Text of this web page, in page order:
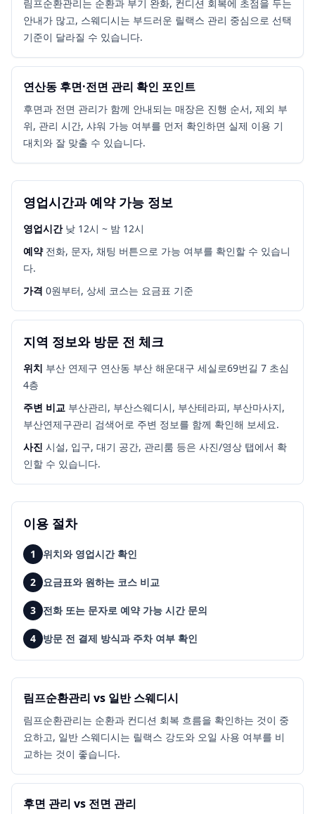
림프순환관리는 순환과 부기 완화, 컨디션 회복에 초점을 두는
안내가 많고, 스웨디시는 부드러운 릴랙스 관리 중심으로 선택
기준이 달라질 수 있습니다.
연산동 후면·전면 관리 확인 포인트
후면과 전면 관리가 함께 안내되는 매장은 진행 순서, 제외 부
위, 관리 시간, 샤워 가능 여부를 먼저 확인하면 실제 이용 기
대치와 잘 맞출 수 있습니다.
영업시간과 예약 가능 정보
영업시간 낮 12시 ~ 밤 12시
예약 전화, 문자, 채팅 버튼으로 가능 여부를 확인할 수 있습니
다.
가격 0원부터, 상세 코스는 요금표 기준
지역 정보와 방문 전 체크
위치 부산 연제구 연산동 부산 해운대구 세실로69번길 7 초심
4층
주변 비교 부산관리, 부산스웨디시, 부산테라피, 부산마사지,
부산연제구관리 검색어로 주변 정보를 함께 확인해 보세요.
사진 시설, 입구, 대기 공간, 관리룸 등은 사진/영상 탭에서 확
인할 수 있습니다.
이용 절차
1 위치와 영업시간 확인
2 요금표와 원하는 코스 비교
3 전화 또는 문자로 예약 가능 시간 문의
4 방문 전 결제 방식과 주차 여부 확인
림프순환관리 vs 일반 스웨디시
림프순환관리는 순환과 컨디션 회복 흐름을 확인하는 것이 중
요하고, 일반 스웨디시는 릴랙스 강도와 오일 사용 여부를 비
교하는 것이 좋습니다.
후면 관리 vs 전면 관리